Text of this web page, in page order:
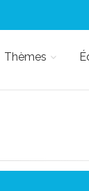
Thèmes